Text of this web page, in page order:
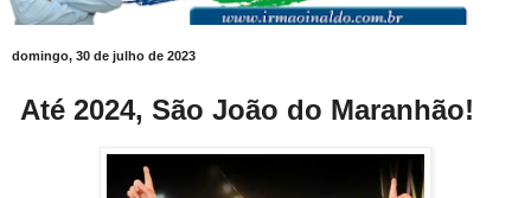
domingo, 30 de julho de 2023
Até 2024, São João do Maranhão!